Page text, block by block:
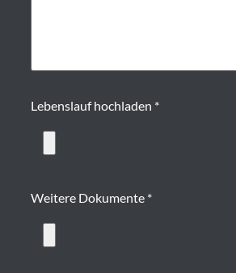
Lebenslauf hochladen *
Weitere Dokumente *